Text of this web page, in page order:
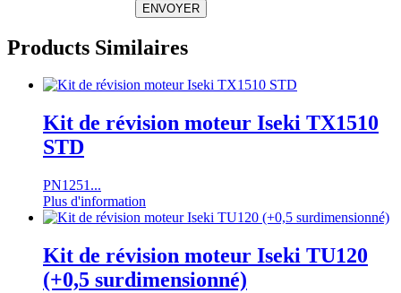
ENVOYER
Products Similaires
Kit de révision moteur Iseki TX1510
STD
PN1251...
Plus d'information
Kit de révision moteur Iseki TU120
(+0,5 surdimensionné)